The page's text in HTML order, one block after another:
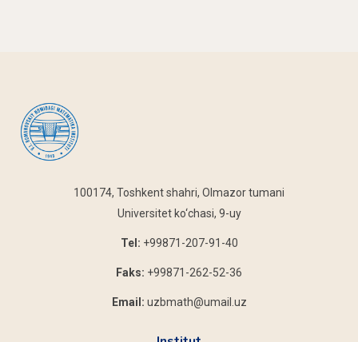
100174, Toshkent shahri, Olmazor tumani
Universitet ko‘chasi, 9-uy
Tel: +99871-207-91-40
Faks: +99871-262-52-36
Email: uzbmath@umail.uz